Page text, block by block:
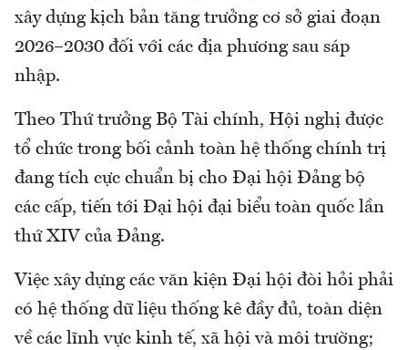
xây dựng kịch bản tăng trưởng cơ sở giai đoạn
2026–2030 đối với các địa phương sau sáp
nhập.
Theo Thứ trưởng Bộ Tài chính, Hội nghị được
tổ chức trong bối cảnh toàn hệ thống chính trị
đang tích cực chuẩn bị cho Đại hội Đảng bộ
các cấp, tiến tới Đại hội đại biểu toàn quốc lần
thứ XIV của Đảng.
Việc xây dựng các văn kiện Đại hội đòi hỏi phải
có hệ thống dữ liệu thống kê đầy đủ, toàn diện
về các lĩnh vực kinh tế, xã hội và môi trường;